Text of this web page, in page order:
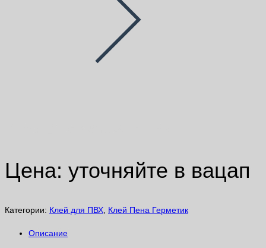
Цена: уточняйте в вацап
Категории: Клей для ПВХ Клей Пена Герметик
Описание